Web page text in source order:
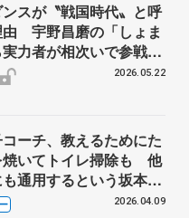
スが〝戦国時代〟と呼
由 宇野昌磨の「しょま
実力者が相次いで参戦
激化
2026.05.22
ーチ、教えるためにた
焼いてトイレ掃除も 他
通用するという坂本花
2026.04.09